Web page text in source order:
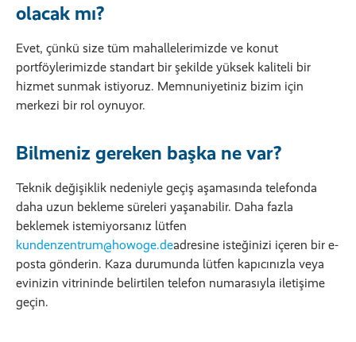
olacak mı?
Evet, çünkü size tüm mahallelerimizde ve konut
portföylerimizde standart bir şekilde yüksek kaliteli bir
hizmet sunmak istiyoruz. Memnuniyetiniz bizim için
merkezi bir rol oynuyor.
Bilmeniz gereken başka ne var?
Teknik değişiklik nedeniyle geçiş aşamasında telefonda
daha uzun bekleme süreleri yaşanabilir. Daha fazla
beklemek istemiyorsanız lütfen
kundenzentrum@howoge.deadresine isteğinizi içeren bir e-
posta gönderin. Kaza durumunda lütfen kapıcınızla veya
evinizin vitrininde belirtilen telefon numarasıyla iletişime
geçin.